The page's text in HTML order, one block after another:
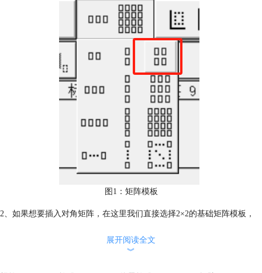
图1：矩阵模板
2、如果想要插入对角矩阵，在这里我们直接选择2×2的基础矩阵模板，
展开阅读全文
︾